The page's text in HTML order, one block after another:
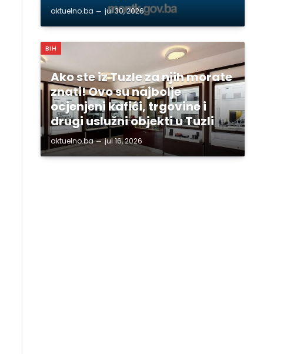
aktuelno.ba jul 30, 2026
BIH
Ako ste iz Tuzle za njih morate
znati! Ovo su najbolje
ocjenjeni kafići, trgovine i
drugi uslužni objekti u Tuzli
aktuelno.ba jul 16, 2026